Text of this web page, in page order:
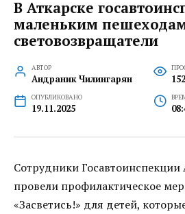
В Аткарске
маленьким
световозвращатели
АВТОР
Андраник Чилингарян 152
ОПУБЛИКОВАНО
19.11.2025
Сотрудники Госавтоинспекции
провели профилактическое
«Засветись!» для детей,